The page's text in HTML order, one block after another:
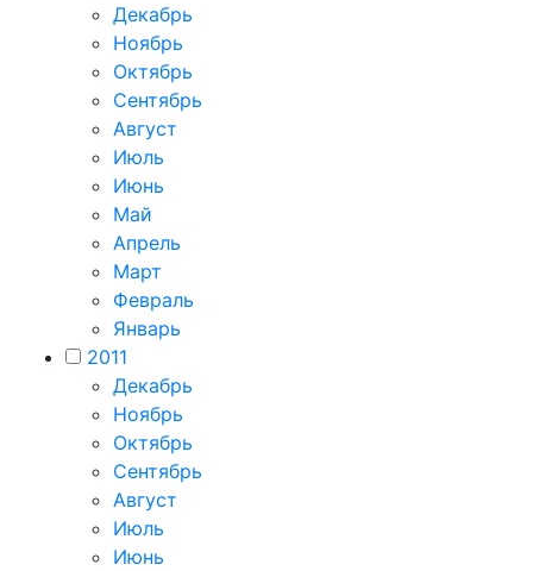
Декабрь
Ноябрь
Октябрь
Сентябрь
Август
Июль
Июнь
Май
Апрель
Март
Февраль
Январь
2011
Декабрь
Ноябрь
Октябрь
Сентябрь
Август
Июль
Июнь